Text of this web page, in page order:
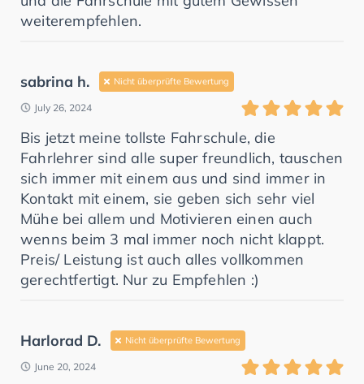
weiterempfehlen.
sabrina h. Nicht überprüfte Bewertung
July 26, 2024
Bis jetzt meine tollste Fahrschule, die
Fahrlehrer sind alle super freundlich, tauschen
sich immer mit einem aus und sind immer in
Kontakt mit einem, sie geben sich sehr viel
Mühe bei allem und Motivieren einen auch
wenns beim 3 mal immer noch nicht klappt.
Preis/ Leistung ist auch alles vollkommen
gerechtfertigt. Nur zu Empfehlen :)
Harlorad D. Nicht überprüfte Bewertung
June 20, 2024